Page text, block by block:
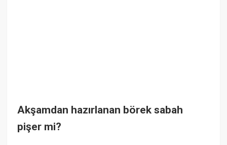
Akşamdan hazırlanan börek sabah
pişer mi?